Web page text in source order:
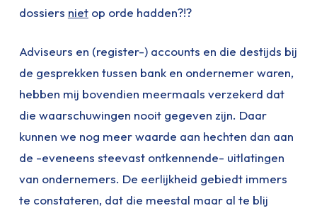
dossiers nietop orde hadden?!?
Adviseurs en (register-) accounts en die destijds bij
de gesprekken tussen bank en ondernemer waren,
hebben mij bovendien meermaals verzekerd dat
die waarschuwingen nooit gegeven zijn. Daar
kunnen we nog meer waarde aan hechten dan aan
de -eveneens steevast ontkennende- uitlatingen
van ondernemers. De eerlijkheid gebiedt immers
te constateren, dat die meestal maar al te blij